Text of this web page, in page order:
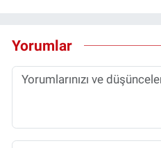
Yorumlar